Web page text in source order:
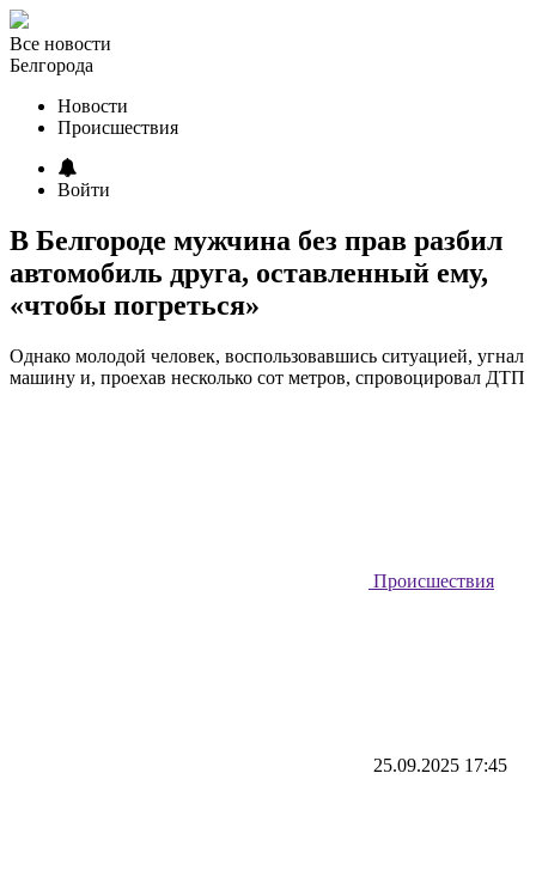
Все новости
Белгорода
Новости
Происшествия
Войти
В Белгороде мужчина без прав разбил
автомобиль друга, оставленный ему,
«чтобы погреться»
Однако молодой человек, воспользовавшись ситуацией, угнал
машину и, проехав несколько сот метров, спровоцировал ДТП
Происшествия
25.09.2025 17:45